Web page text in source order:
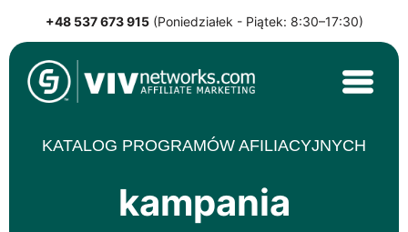
to
content
+48 537 673 915(Poniedziałek - Piątek: 8:30–17:30)
VIVnetworks.com Sp. z o.o.
Nejvýkonnější affiliate síť v CEE
KATALOG PROGRAMÓW AFILIACYJNYCH
kampania